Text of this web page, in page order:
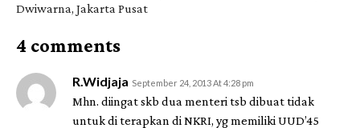
Dwiwarna, Jakarta Pusat
4 comments
R.Widjaja September 24, 2013 At 4:28 pm
Mhn. diingat skb dua menteri tsb dibuat tidak
untuk di terapkan di NKRI, yg memiliki UUD’45